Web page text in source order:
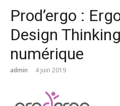
Prod’ergo :
Design
numérique
admin 4 juin 2019